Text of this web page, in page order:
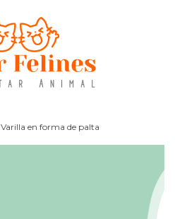
Varilla en forma de palta